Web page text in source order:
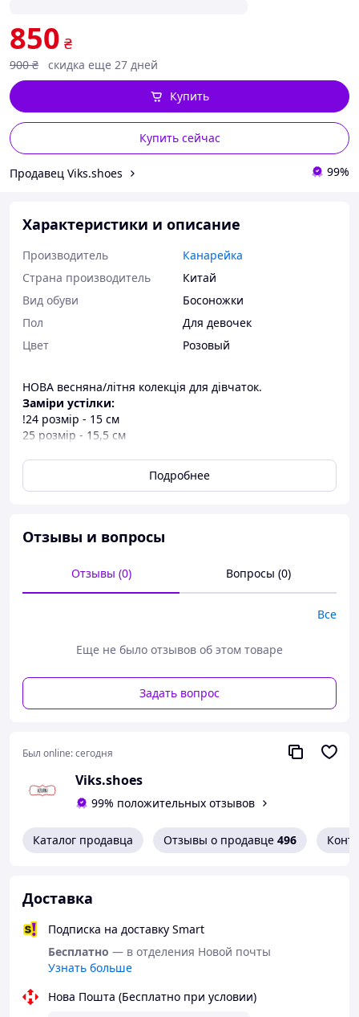
850 ₴
900 ₴ скидка еще 27 дней
Купить сейчас
Купить
Продавец Viks.shoes 99%
Характеристики и описание
Производитель
Канарейка
Страна производитель
Китай
Вид обуви
Босоножки
Пол
Для девочек
Цвет
Розовый
НОВА весняна/літня колекція для дівчаток.
Заміри устілки:
!24 розмір - 15 см
25 розмір - 15,5 см
Неймовірна ніжність - милі босоніжки для вашої
принцеси від ТМ «TFD». Модель рожевого кольору,
Виготовлені з якісної штучної шкіри, устілка - штучна/
Фіксація: застібка - липучки, легко взувати. Тверда
фіксація ніжки.
грн. Є повернення та обмін!
Пакування безкоштовне. Фото зроблені нами.
Пишіть нам - з радістю допоможемо підібрати розмір,
зробимо додаткові фото та відео та відповімо на всі
Наш інстаграм:
Дитяче взуття:@minitop_cv
Подробнее
Отзывы и вопросы
Отзывы (0) Вопросы (0)
Все
Еще не было отзывов об этом товаре
Задать вопрос
Был online:сегодня
Viks.shoes
99% положительных отзывов
Каталог продавца Отзывы о продавце 496
Доставка
Подписка на доставку Smart
Бесплатно — в отделения Новой почты
Узнать больше
Нова Пошта (Бесплатно при условии)